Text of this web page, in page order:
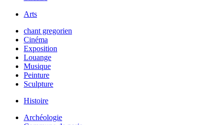
Arts
chant gregorien
Cinéma
Exposition
Louange
Musique
Peinture
Sculpture
Histoire
Archéologie